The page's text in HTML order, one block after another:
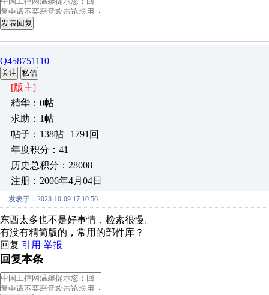
发表回复
Q458751110
关注 私信
[版主]
精华：0帖
求助：1帖
帖子：138帖 | 1791回
年度积分：41
历史总积分：28008
注册：2006年4月04日
发表于：2023-10-09 17:10:56
东西太多也不是好事情，检索很慢。
有没有精简版的，常用的部件库？
回复 引用 举报
回复本条